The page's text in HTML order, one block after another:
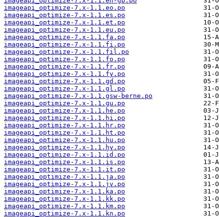
imageapi_optimize-7.x-1.1.eo.po
imageapi_optimize-7.x-1.1.es.po
imageapi_optimize-7.x-1.1.et.po
imageapi_optimize-7.x-1.1.eu.po
imageapi_optimize-7.x-1.1.fa.po
imageapi_optimize-7.x-1.1.fi.po
imageapi_optimize-7.x-1.1.fil.po
imageapi_optimize-7.x-1.1.fo.po
imageapi_optimize-7.x-1.1.fr.po
imageapi_optimize-7.x-1.1.fy.po
imageapi_optimize-7.x-1.1.gd.po
imageapi_optimize-7.x-1.1.gl.po
imageapi_optimize-7.x-1.1.gsw-berne.po
imageapi_optimize-7.x-1.1.gu.po
imageapi_optimize-7.x-1.1.he.po
imageapi_optimize-7.x-1.1.hi.po
imageapi_optimize-7.x-1.1.hr.po
imageapi_optimize-7.x-1.1.ht.po
imageapi_optimize-7.x-1.1.hu.po
imageapi_optimize-7.x-1.1.hy.po
imageapi_optimize-7.x-1.1.id.po
imageapi_optimize-7.x-1.1.is.po
imageapi_optimize-7.x-1.1.it.po
imageapi_optimize-7.x-1.1.ja.po
imageapi_optimize-7.x-1.1.jv.po
imageapi_optimize-7.x-1.1.ka.po
imageapi_optimize-7.x-1.1.kk.po
imageapi_optimize-7.x-1.1.km.po
imageapi_optimize-7.x-1.1.kn.po